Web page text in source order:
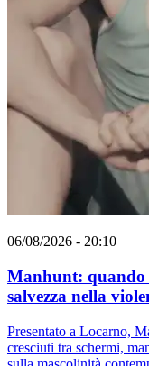
06/08/2026 - 20:10
Manhunt: quando
salvezza nella
Presentato a Locarno,
cresciuti tra schermi,